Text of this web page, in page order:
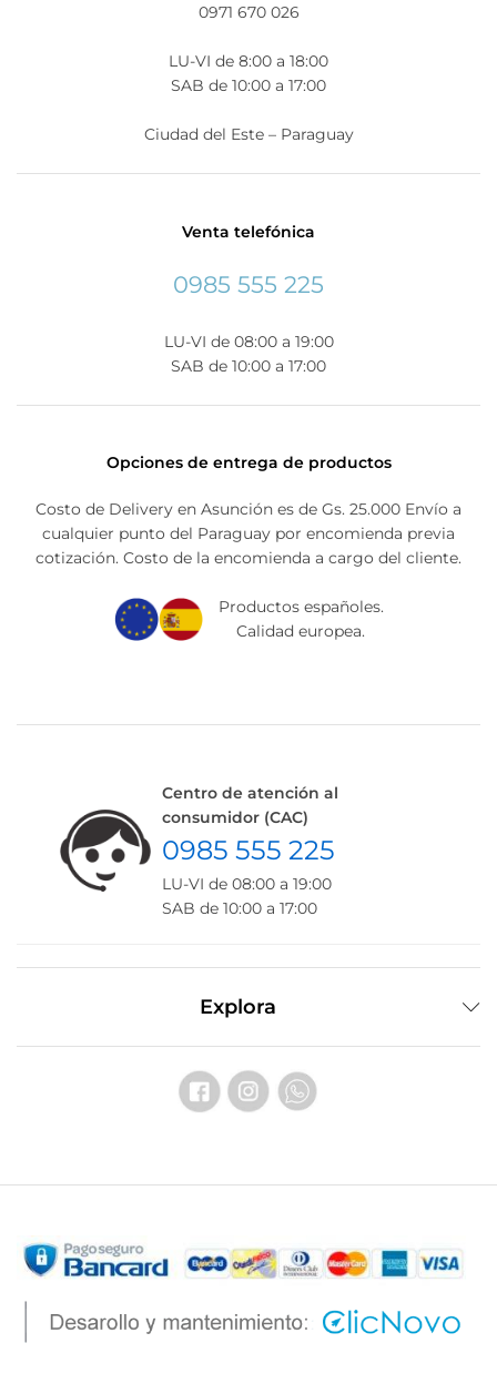
0971 670 026
LU-VI de 8:00 a 18:00
SAB de 10:00 a 17:00
Ciudad del Este – Paraguay
Venta telefónica
0985 555 225
LU-VI de 08:00 a 19:00
SAB de 10:00 a 17:00
Opciones de entrega de productos
Costo de Delivery en Asunción es de Gs. 25.000 Envío a
cualquier punto del Paraguay por encomienda previa
cotización. Costo de la encomienda a cargo del cliente.
Productos españoles.
Calidad europea.
Centro de atención al
consumidor (CAC)
0985 555 225
LU-VI de 08:00 a 19:00
SAB de 10:00 a 17:00
Explora